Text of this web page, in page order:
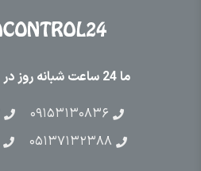
ما 24 ساعت شبانه روز در کنار شما هستیم
۰۹۱۵۳۱۳۰۸۳۶
۰۵۱۳۷۱۳۲۳۸۸